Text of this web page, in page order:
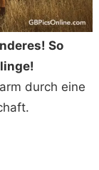
So
durch eine